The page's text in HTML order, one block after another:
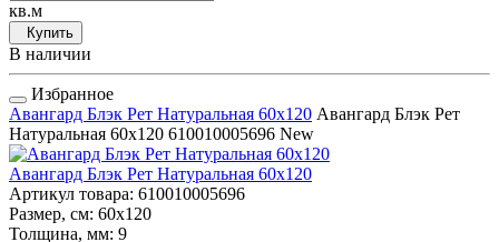
кв.м
Купить
В наличии
Избранное
Авангард Блэк Рет Натуральная 60x120 Авангард Блэк Рет
Натуральная 60x120 610010005696 New
Авангард Блэк Рет Натуральная 60x120
Артикул товара: 610010005696
Размер, см: 60x120
Толщина, мм: 9